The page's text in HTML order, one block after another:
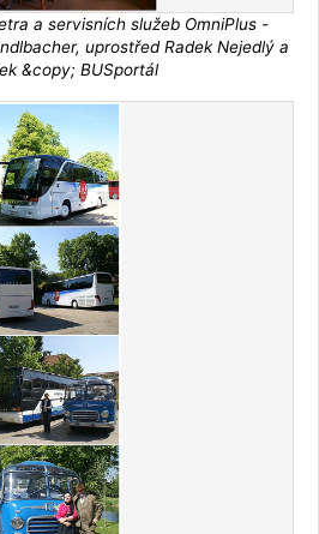
a servisních služeb OmniPlus -
uprostřed Radek Nejedlý a
&copy; BUSportál